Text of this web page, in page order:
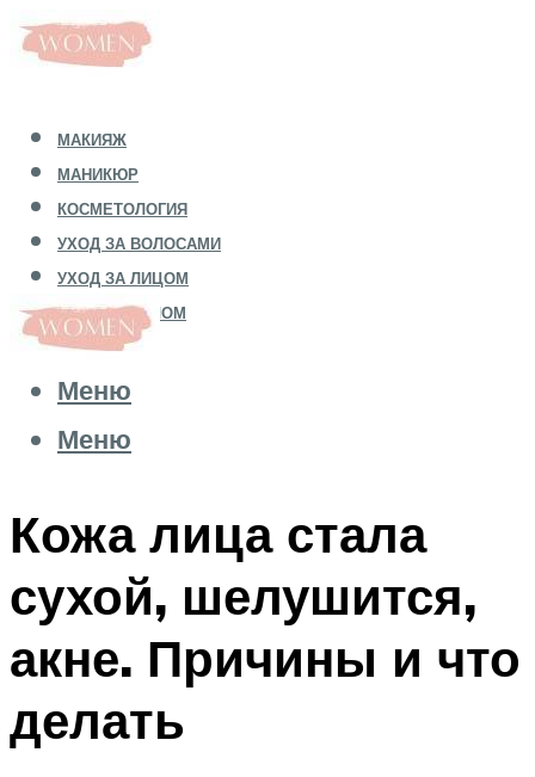
МАКИЯЖ
МАНИКЮР
КОСМЕТОЛОГИЯ
УХОД ЗА ВОЛОСАМИ
УХОД ЗА ЛИЦОМ
УХОД ЗА ТЕЛОМ
Меню
Меню
Кожа лица стала
сухой, шелушится,
акне. Причины и что
делать